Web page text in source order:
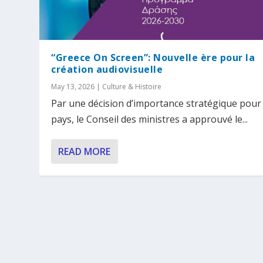
“Greece On Screen”: Nouvelle ère pour la
création audiovisuelle
May 13, 2026 | Culture & Histoire
Par une décision d’importance stratégique
pays, le Conseil des ministres a approuvé le...
READ MORE